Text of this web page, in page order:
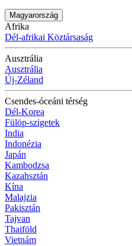
Magyarország
Afrika
Dél-afrikai Köztársaság
Ausztrália
Ausztrália
Új-Zéland
Csendes-óceáni térség
Dél-Korea
Fülöp-szigetek
India
Indonézia
Japán
Kambodzsa
Kazahsztán
Kína
Malajzia
Pakisztán
Tajvan
Thaiföld
Vietnám